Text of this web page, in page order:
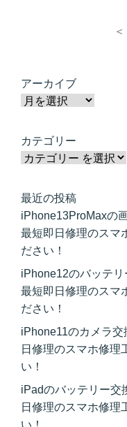
アーカイブ
カテゴリー
最近の投稿
iPhone13ProMaxの
最短即日修理のスマ
ださい！
iPhone12のバッテリ
最短即日修理のスマ
ださい！
iPhone11のカメラ
日修理のスマホ修理
い！
iPadのバッテリー交
日修理のスマホ修理
い！